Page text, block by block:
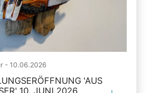
- 10.06.2026
'AUS
10. JUNI 2026